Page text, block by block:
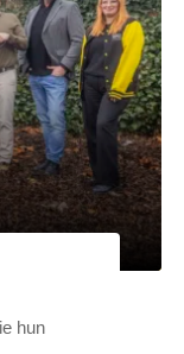
hun